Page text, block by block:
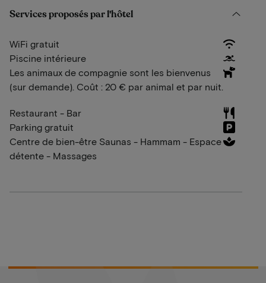
Services proposés par l'hôtel
WiFi gratuit
Piscine intérieure
Les animaux de compagnie sont les bienvenus
(sur demande). Coût : 20 € par animal et par nuit.
Restaurant - Bar
Parking gratuit
Centre de bien-être Saunas - Hammam - Espace
détente - Massages